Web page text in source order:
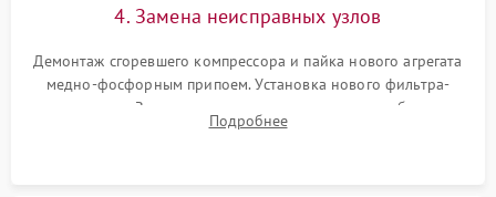
4. Замена неисправных узлов
Демонтаж сгоревшего компрессора и пайка нового агрегата
медно-фосфорным припоем. Установка нового фильтра-
осушителя. Замена изношенных вентиляторов обдува,
сломанных заслонок или поврежденных дверных петель.
Подробнее